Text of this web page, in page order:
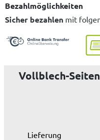
Bezahlmöglichkeiten
Sicher bezahlen mit
Vollblech-
Lieferung